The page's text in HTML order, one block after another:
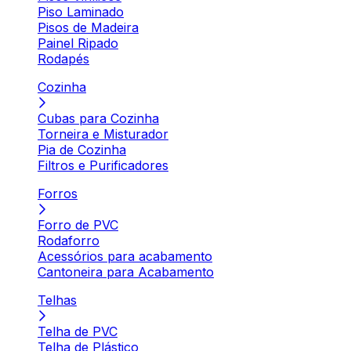
Piso Laminado
Pisos de Madeira
Painel Ripado
Rodapés
Cozinha
Cubas para Cozinha
Torneira e Misturador
Pia de Cozinha
Filtros e Purificadores
Forros
Forro de PVC
Rodaforro
Acessórios para acabamento
Cantoneira para Acabamento
Telhas
Telha de PVC
Telha de Plástico